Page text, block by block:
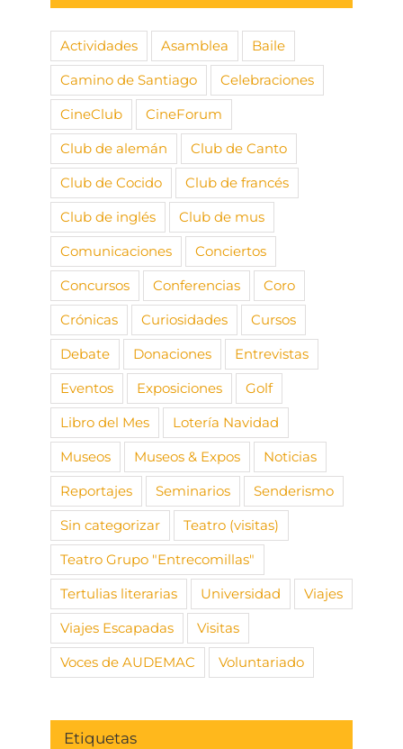
Actividades Asamblea
Baile
Camino de Santiago
Celebraciones
CineClub
CineForum
Club de alemán
Club de Canto
Club de Cocido
Club de francés
Club de inglés
Club de mus
Comunicaciones
Conciertos
Concursos
Conferencias
Coro
Crónicas
Curiosidades
Cursos
Debate
Donaciones
Entrevistas
Eventos
Exposiciones
Golf
Libro del Mes
Lotería Navidad
Museos
Museos & Expos
Noticias
Reportajes
Seminarios
Senderismo
Sin categorizar
Teatro (visitas)
Teatro Grupo "Entrecomillas"
Tertulias literarias
Universidad
Viajes
Viajes Escapadas
Visitas
Voces de AUDEMAC
Voluntariado
Etiquetas